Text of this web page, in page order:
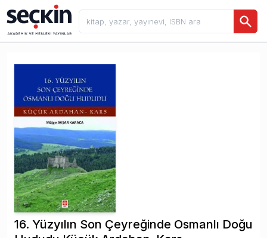
16. Yüzyılın Son Çeyreğinde Osmanlı Doğu